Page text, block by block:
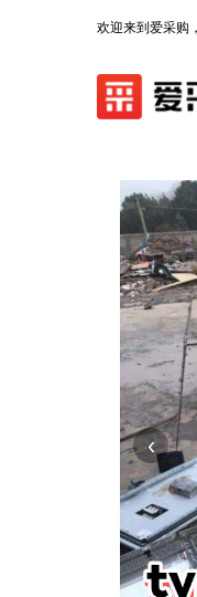
欢迎来到爱采购
‹